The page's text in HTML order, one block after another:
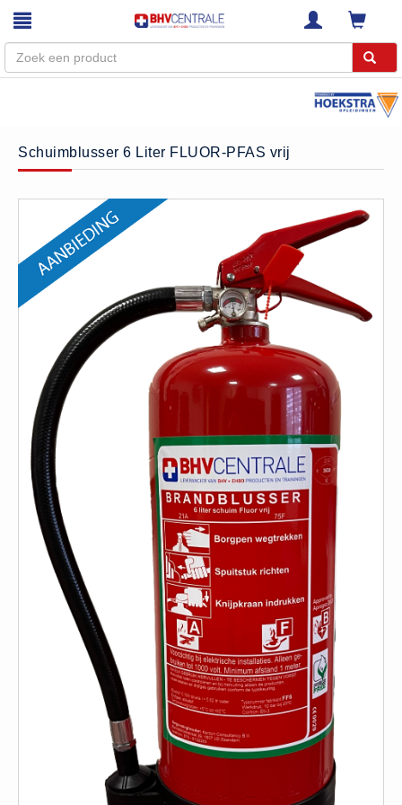
Home
Webshop
Trainingen
E-Learning
Diensten
Keuringen
Bedrijfsnoodplannen
Plattegronden
VCA Trajecten
ISO 9001 Begeleiding
Evenementenveiligheid
Inspectiecentrale
Ons Team
Nieuws
Contact
Betalingsmogelijkheden
Klachten
Privacy
Verzending
Retourneren
Algemene Voorwaarden
Schuimblusser 6 Liter FLUOR-PFAS vrij